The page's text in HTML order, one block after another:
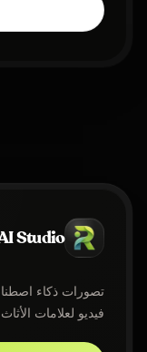
Studio
تصورات ذكاء
فيديو لعلامات